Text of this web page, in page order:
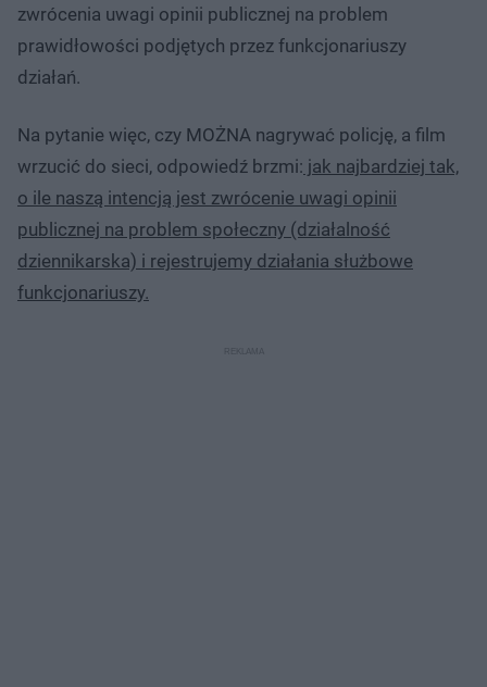
zwrócenia uwagi opinii publicznej na problem
prawidłowości podjętych przez funkcjonariuszy
działań.
Na pytanie więc, czy MOŻNA nagrywać policję, a film
wrzucić do sieci, odpowiedź brzmi: jak najbardziej tak,
o ile naszą intencją jest zwrócenie uwagi opinii
publicznej na problem społeczny (działalność
dziennikarska) i rejestrujemy działania służbowe
funkcjonariuszy.